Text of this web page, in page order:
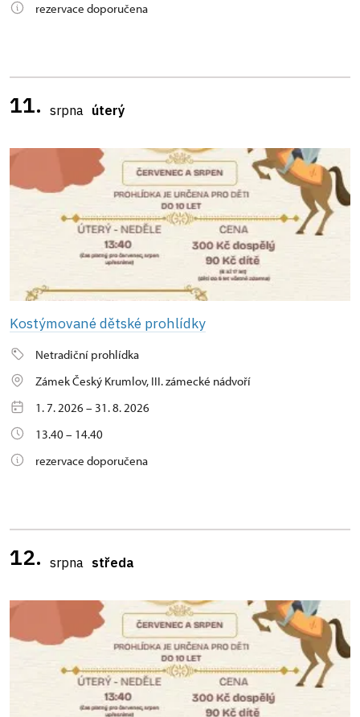
rezervace doporučena
11. srpna úterý
Kostýmované dětské prohlídky
Netradiční prohlídka
Zámek Český Krumlov, III. zámecké nádvoří
1. 7. 2026 – 31. 8. 2026
13.40 – 14.40
rezervace doporučena
12. srpna středa